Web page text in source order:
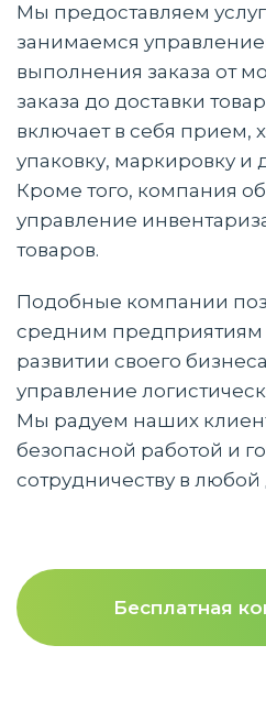
Мы предоставляем
занимаемся
выполнения заказа от
заказа до доставки
включает в себя прием,
упаковку, маркировку и
Кроме того, компания
управление
товаров.
Подобные компании
средним предприятиям
развитии своего
управление
Мы радуем наших
безопасной работой и
сотрудничеству в
Бесплатная